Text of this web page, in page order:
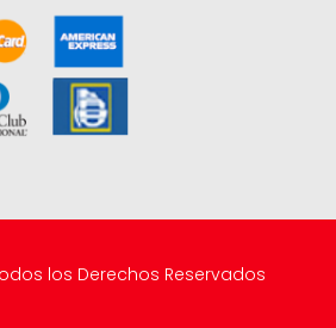
los Derechos Reservados